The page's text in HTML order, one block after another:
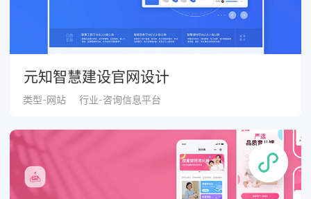
元知智慧建设官网设计
类型-网站 行业-咨询信息平台